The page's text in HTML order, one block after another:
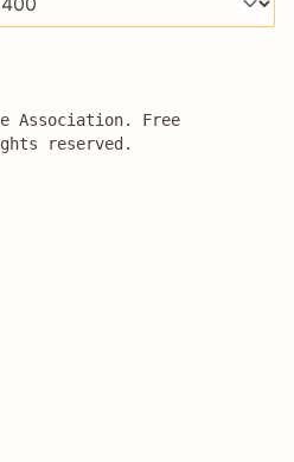
Association. Free
reserved.